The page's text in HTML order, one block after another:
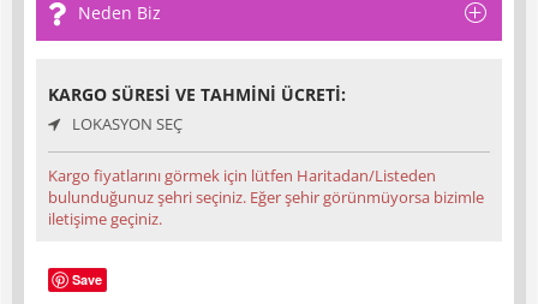
Neden Biz
KARGO SÜRESI VE TAHMINI ÜCRETI:
LOKASYON SEÇ
Kargo fiyatlarını görmek için lütfen Haritadan/Listeden
bulunduğunuz şehri seçiniz. Eğer şehir görünmüyorsa bizimle
iletişime geçiniz.
Save